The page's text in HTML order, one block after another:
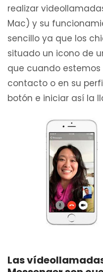
realizar
Mac) y su
sencillo ya que los
situado un icono de
que cuando
contacto o en su
botón e iniciar así la
Las